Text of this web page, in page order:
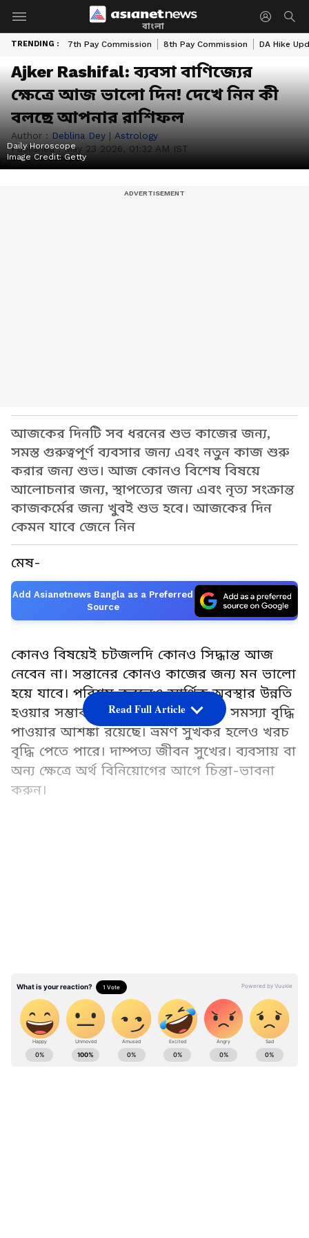
বাংলা
TRENDING : 7th Pay Commission 8th Pay Commission DA Hike
Ajker Rashifal: ব্যবসা বাণিজ্যের
ক্ষেত্রে আজ ভালো দিন! দেখে নিন কী
বলছে আপনার রাশিফল
Author : Deblina Dey | Astrology
Published :May 23 2026, 01:32 AM IST
Daily Horoscope
Image Credit:Getty
আজকের দিনটি সব ধরনের শুভ কাজের জন্য,
সমস্ত গুরুত্বপূর্ণ ব্যবসার জন্য এবং নতুন কাজ শুরু
করার জন্য শুভ। আজ কোনও বিশেষ বিষয়ে
আলোচনার জন্য, স্থাপত্যের জন্য এবং নৃত্য সংক্রান্ত
কাজকর্মের জন্য খুবই শুভ হবে। আজকের দিন
কেমন যাবে জেনে নিন
মেষ-
Add Asianetnews Bangla as a Preferred
Source
কোনও বিষয়েই চটজলদি কোনও সিদ্ধান্ত আজ
নেবেন না। সন্তানের কোনও কাজের জন্য মন ভালো
হয়ে যাবে। পরিশ্রম করলেও আর্থিক অবস্থার উন্নতি
হওয়ার সম্ভাবনা খুব কম। পিঠে ব্যাথার সমস্যা বৃদ্ধি
পাওয়ার আশঙ্কা রয়েছে। ভ্রমণ সুখকর হলেও খরচ
বৃদ্ধি পেতে পারে। দাম্পত্য জীবন সুখের। ব্যবসায় বা
অন্য ক্ষেত্রে অর্থ বিনিয়োগের আগে চিন্তা-ভাবনা
করুন।
Read Full Article
Astrology News (জ্যোতিষ সংবাদ): Get Latest
Astrology Tips in Bengali, Kundali Matching,